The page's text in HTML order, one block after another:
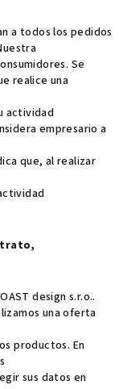
compra
a todos los pedidos
Se
realice una
actividad
empresario a
que, al realizar
design s.r.o..
una oferta
productos. En
sus datos en